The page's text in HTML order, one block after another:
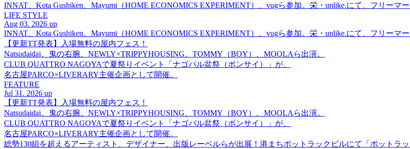
INNAT、Kota Gushiken、Mayumi（HOME ECONOMICS EXPERIMENT）、vugら参加。栄・unlike.にて、フリーマ
LIFE STYLE
Aug 03. 2026 up
INNAT、Kota Gushiken、Mayumi（HOME ECONOMICS EXPERIMENT）、vugら参加。栄・unlike.にて、フリーマ
【更新TT発表】入場無料の屋内フェス！
Natsudaidai、鬼の右腕、NEWLY×TRIPPYHOUSING、TOMMY（BOY）、MOOLAら出演。
CLUB QUATTRO NAGOYAで夏祭りイベント「ナゴパル盆祭（ボンサイ）」が、
名古屋PARCO×LIVERARY主催企画として開催。
FEATURE
Jul 31. 2026 up
【更新TT発表】入場無料の屋内フェス！
Natsudaidai、鬼の右腕、NEWLY×TRIPPYHOUSING、TOMMY（BOY）、MOOLAら出演。
CLUB QUATTRO NAGOYAで夏祭りイベント「ナゴパル盆祭（ボンサイ）」が、
名古屋PARCO×LIVERARY主催企画として開催。
総勢130組を超えるアーティスト、デザイナー、出版レーベルらが出展！港まちポットラックビルにて「ポットラッ